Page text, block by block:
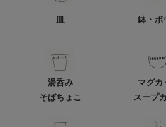
皿 鉢・ボ
湯呑み
そばちょこ
マグカ
スープ